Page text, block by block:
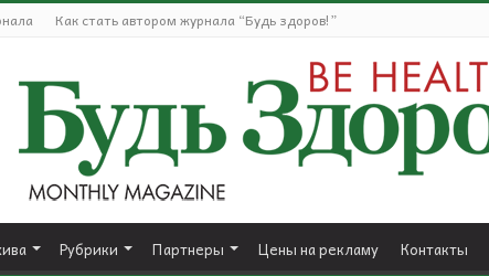
Как стать автором журнала “Будь здоров!”
Рубрики Партнеры Цены на рекламу Контакты